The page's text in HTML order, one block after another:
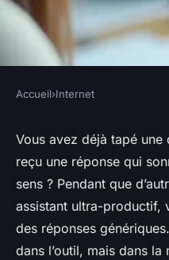
Comment
efficacement
ChatGPT
Franceline•24/06/2026 08:17
Accueil›Internet
Vous avez déjà tapé une
reçu une réponse qui
sens ? Pendant que
assistant ultra-productif,
des réponses
dans l’outil, mais dans